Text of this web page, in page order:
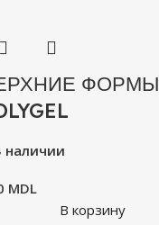
ФОРМЫ
наличии
MDL
В корзину